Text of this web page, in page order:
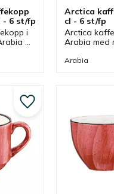
- 6 st/fp
i
Arctica
cl - 6 st/fp
Arctica
Arabia med
design där
Arabia
Lägg till i favoriter